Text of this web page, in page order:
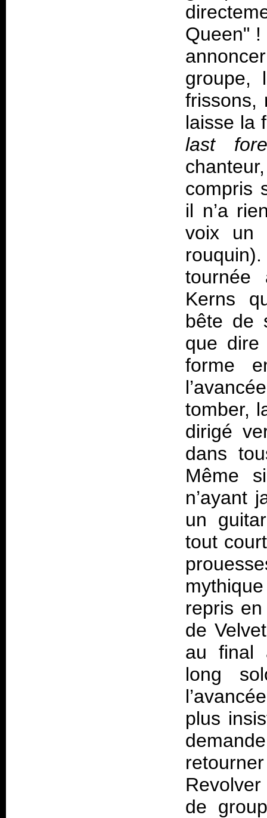
Queen" !
groupe,
frissons,
laisse la
last
compris
il n’a
voix un
tournée
Kerns
bête de
que dire
forme
tomber,
dirigé
dans
Même
n’ayant
un
tout
repris
de
au final
long
plus
de